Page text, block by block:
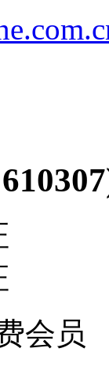
会员